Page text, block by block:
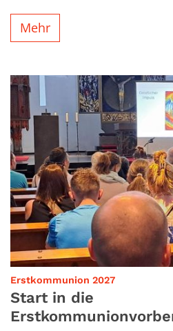
Mehr
Erstkommunion 2027:
Start in die